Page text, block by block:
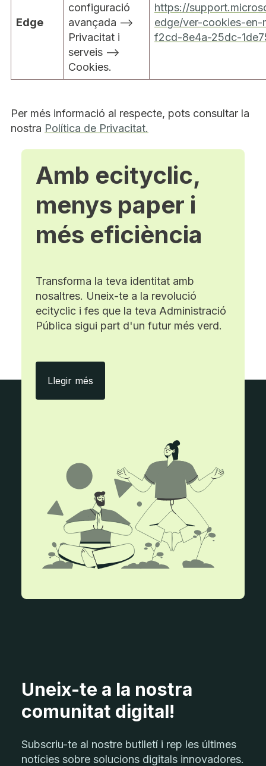
Edge
configuració
avançada -->
Privacitat i
serveis -->
Cookies.
https://
edge/ver-cookies-
f2cd-8e4a-25dc-
Per més informació al respecte, pots consultar la
nostra Política de Privacitat.
Amb ecityclic,
menys paper i
més eficiència
Transforma la teva identitat amb
nosaltres. Uneix-te a la revolució
ecityclic i fes que la teva Administració
Pública sigui part d'un futur més verd.
Llegir més Amb ecityclic, menys paper i més
Uneix-te a la nostra
comunitat digital!
Subscriu-te al nostre butlletí i rep les últimes
notícies sobre solucions digitals innovadores.